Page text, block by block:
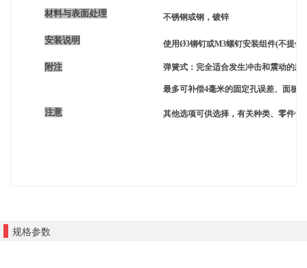
材料与表面处理 不锈钢或钢，镀锌
安装说明 使用Ø3铆钉或M3螺钉安装组件(不提供)
附注 弹簧式：完全适合发生冲击和震动的应
最多可补偿4毫米的固定孔误差、面板
注意 其他选项可供选择，有关种类、零件
规格参数